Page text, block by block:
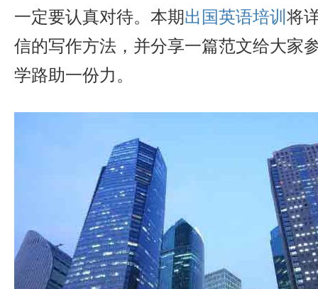
一定要认真对待。本期出国英语培训 将
信的写作方法，并分享一篇范文给大家
学路助一份力。